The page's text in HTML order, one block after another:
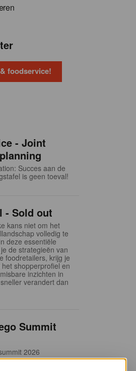
foodservice!
- Joint
Succes aan de
is geen toeval!
- Sold out
kans niet om het
volledig te
deze essentiële
de strategieën van
foodretailers, krijg je
shopperprofiel en
inzichten in
verandert dan
Summit
2026